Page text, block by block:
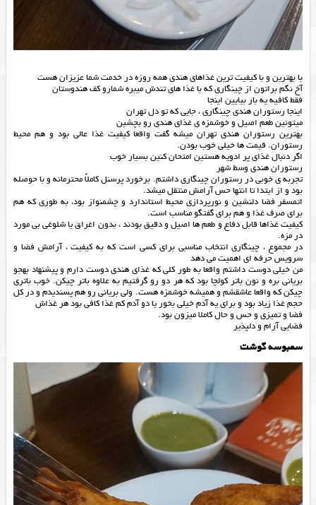
با بهترین و با کیفیت ترین غذاهای هندی همه روزه در خدمت شما عزیزان هست
آخ نگم براتون از چینگاری که با غذا های تندش میبره شمارو کف هندوستان
فقط کافیه یه بار بیایین اینجا
اینجا رستوران هندی چینگاری ، جایی که تو دل تهران
میتونین طعم اصیل و خوشمزه ی غذای هندی رو بچشین
بهترین​ رستوران هندی تهران میشه گفت واقعا کیفیت غذا عالی بود و هم محیط
رستوران. قیمت ها خیلی خوب بودن.
اگر دنبال غذای پر ادویه هستین امتحان کنین بسیار خوب
رستوران هندی وسط شهر
تجربه ی خوبی در رستوران چینگاری داشتم. برخورد پرسنل کاملاً محترمانه و با حوصله
بود و از ابتدا تا انتها حس آرامش منتقل میشد.
اتمسفر فضا دلنشین و نورپردازی محیط استاندارد و چشمنواز بود، به طوری که هم
برای صرف غذا و هم برای گفتگو مناسب است.
کیفیت غذاها قابل دفاع و طعم ها اصیل و دقیق بودند ، بدون اغراق یا شلوغی بی مورد
در مزه.
در مجموع ، چینگاری انتخاب مناسبی برای کسی است که به کیفیت ، آرامش فضا و
سرویس حرفه ای اهمیت می دهد
من خیلی دوست داشتم واقعا به طور کلی که غذای هندی دوست دارم و پیشنهاد بهجو
بریانی بره و نون باتر کولچا بود که هر دو رو گرفتیم به علاوه باتر چیکن. خوب باتری
چیکن که واقعا عاشقشم و همیشه خوشمزه هست. ولی بریانی رو هم پسندیدم و در کل
حجم غذا زیاد بود و برای یه آدم خیلی بخور یا دو آدم کم غذا کافی بود هر غذاش
فضا و تمیزی و حس و حال کاملا میزون بود.
فضایی آرام و دلپذیر
سمبوسه گوشت